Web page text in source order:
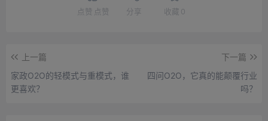
点赞 点赞 分享 收藏 0
上一篇
家政O2O的轻模式与重模式，谁
更喜欢？
下一篇
四问O2O，它真的能颠覆行业
吗？